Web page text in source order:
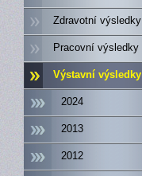
Zdravotní výsledky
Pracovní výsledky
Výstavní výsledky
2024
2013
2012